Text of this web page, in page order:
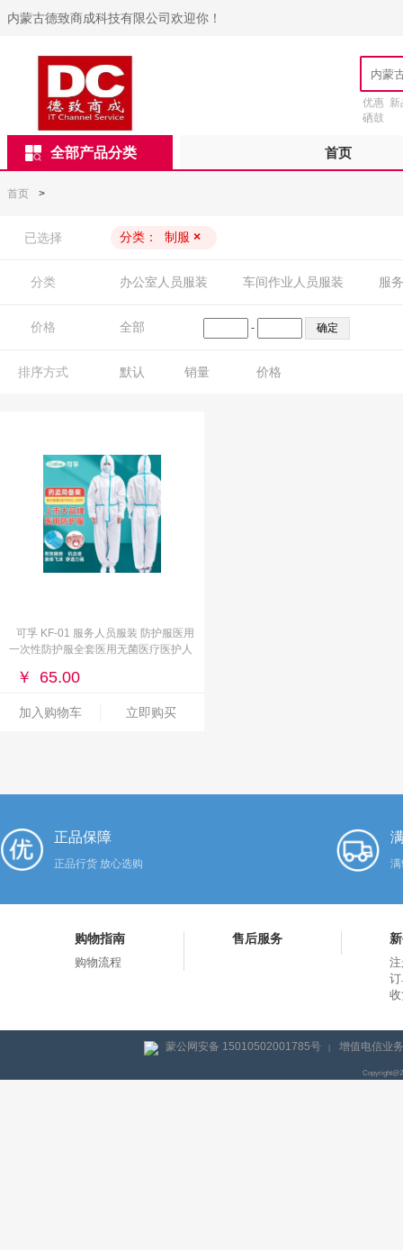
内蒙古德致商成科技有限公司欢迎你！
优惠 新
硒鼓
全部产品分类 首页
首页 >
已选择 分类： 制服 ×
分类 办公室人员服装 车间作业人员服装 服
价格 全部 -
排序方式 默认 销量 价格
可孚 KF-01 服务人员服装 防护服医用
一次性防护服全套医用无菌医疗医护人
￥ 65.00
加入购物车 立即购买
正品保障
正品行货 放心选购
购物指南
购物流程
售后服务
蒙公网安备 15010502001785号 | 增值电信业